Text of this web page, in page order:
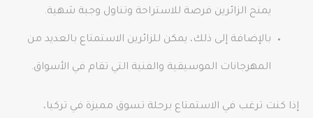
يمنح الزائرين فرصة للاستراحة وتناول وجبة شهية.
بالإضافة إلى ذلك، يمكن للزائرين الاستمتاع بالعديد من
المهرجانات الموسيقية والفنية التي تقام في الأسواق.
إذا كنت ترغب في الاستمتاع برحلة تسوق مميزة في تركيا،